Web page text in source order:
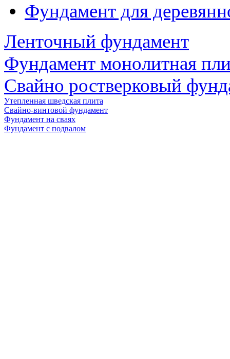
Фундамент для
Ленточный фундамент
Фундамент монолитная
Свайно ростверковый
Утепленная шведская плита
Свайно-винтовой фундамент
Фундамент на сваях
Фундамент с подвалом